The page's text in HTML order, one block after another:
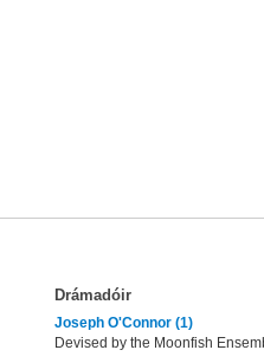
Drámadóir
Joseph O'Connor (1)
Devised by the Moonfish